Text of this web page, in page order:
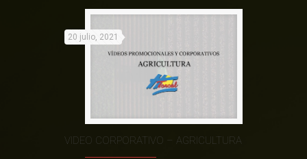
20 julio, 2021
VIDEO CORPORATIVO – AGRICULTURA